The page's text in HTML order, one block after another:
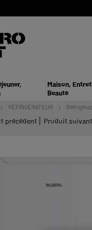
Maison,
Beauté
RÉFRIGÉRATEUR
précédent Produit suivant